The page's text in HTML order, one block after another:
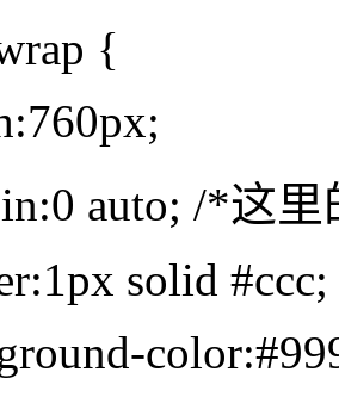
{
auto; /*这里
solid #ccc;